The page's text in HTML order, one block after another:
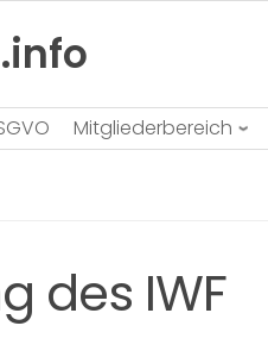
Mitgliederbereich
des IWF